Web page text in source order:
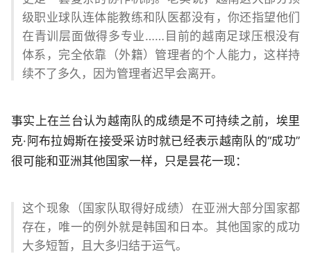
级职业球队连体能教练和队医都没有，你还指望他们
在青训层面做得多专业……目前的越南足球压根没有
体系，完全依靠（外籍）管理者的个人能力，这样持
续不了多久，因为管理者迟早会离开。
事实上在兰台认为越南队的成绩是不可持续之前，埃里
克·阿布拉姆斯在接受采访时就已经表示越南队的“成功”
很可能和亚洲其他国家一样，只是昙花一现：
这个现象（国家队取得好成绩）在亚洲大部分国家都
存在，唯一的例外就是韩国和日本。其他国家的成功
大多短暂，且大多归结于运气。